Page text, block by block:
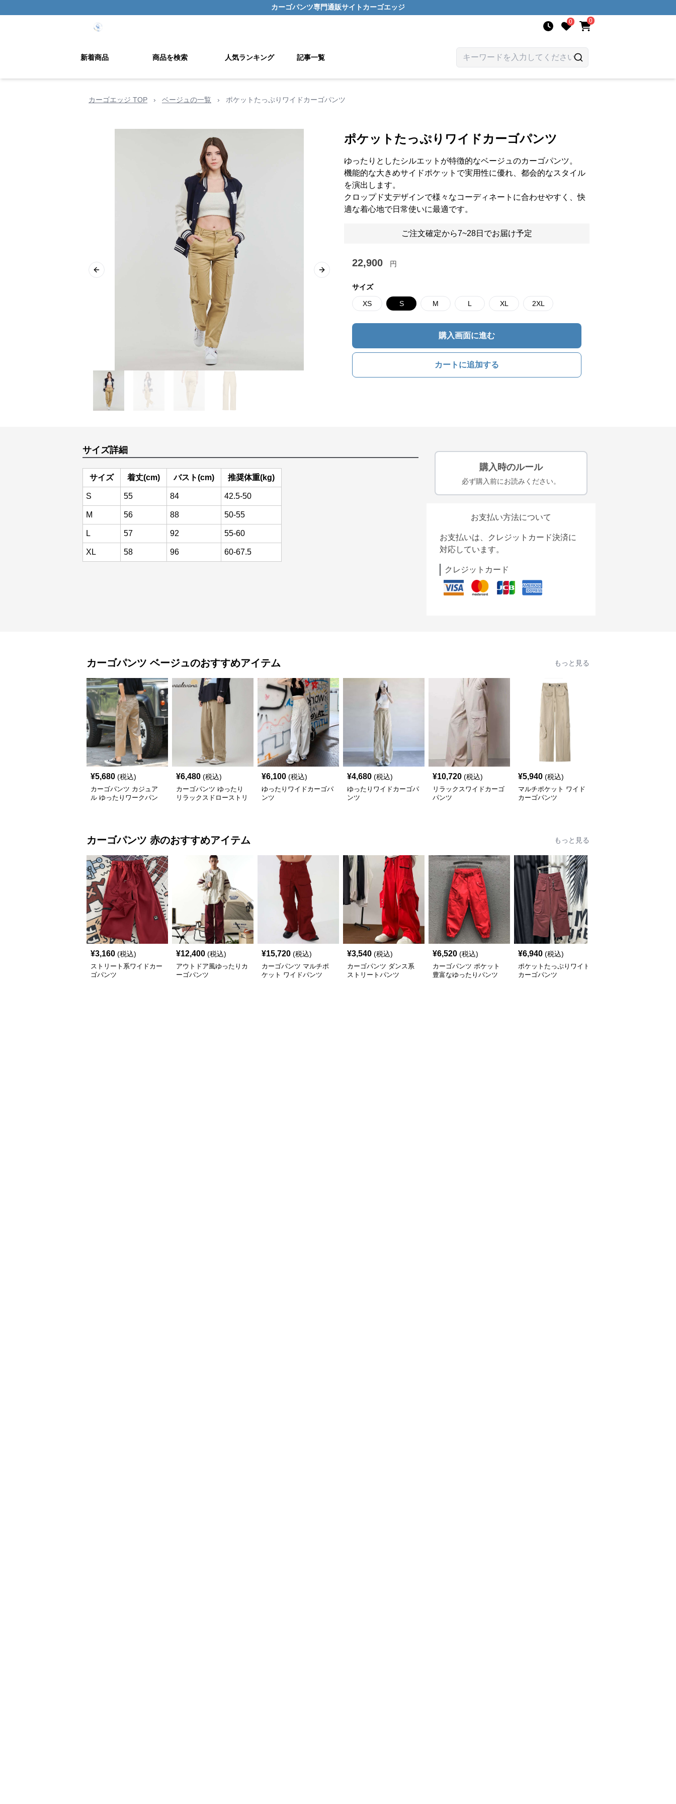
カーゴパンツ専門通販サイト カーゴエッジ
0 0
新着商品 商品を検索 人気ランキング 記事一覧
カーゴエッジ TOP › ベージュの一覧 › ポケットたっぷりワイドカーゴパンツ
Previous slide Next slide
ポケットたっぷりワイドカーゴパンツ
ゆったりとしたシルエットが特徴的なベージュのカーゴパンツ。
機能的な大きめサイドポケットで実用性に優れ、都会的なスタイル
を演出します。
クロップド丈デザインで様々なコーディネートに合わせやすく、快
適な着心地で日常使いに最適です。
ご注文確定から7~28日でお届け予定
22,900 円
サイズ
XS S M L XL 2XL
購入画面に進む
カートに追加する
サイズ詳細
サイズ 着丈(cm) バスト(cm) 推奨体重(kg)
S 55 84 42.5-50
M 56 88 50-55
L 57 92 55-60
XL 58 96 60-67.5
購入時のルール
必ず購入前にお読みください。
お支払い方法について
お支払いは、クレジットカード決済に
対応しています。
クレジットカード
カーゴパンツ ベージュのおすすめアイテム もっと見る
¥5,680 (税込)
カーゴパンツ カジュア
ル ゆったりワークパン
¥6,480 (税込)
カーゴパンツ ゆったり
リラックスドローストリ
¥6,100 (税込)
ゆったりワイドカーゴパ
ンツ
¥4,680 (税込)
ゆったりワイドカーゴパ
ンツ
¥10,720 (税込)
リラックスワイドカーゴ
パンツ
¥5,940 (税込)
マルチポケット ワイド
カーゴパンツ
カーゴパンツ 赤のおすすめアイテム もっと見る
¥3,160 (税込)
ストリート系ワイドカー
ゴパンツ
¥12,400 (税込)
アウトドア風ゆったりカ
ーゴパンツ
¥15,720 (税込)
カーゴパンツ マルチポ
ケット ワイドパンツ
¥3,540 (税込)
カーゴパンツ ダンス系
ストリートパンツ
¥6,520 (税込)
カーゴパンツ ポケット
豊富なゆったりパンツ
¥6,940 (税込)
ポケットたっぷりワイド
カーゴパンツ